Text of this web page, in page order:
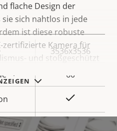
flache Design der
sich nahtlos in jede
ist diese robuste
-zertifizierte Kamera für
und stoßgeschützt
Eigentumswert
3536x3536
60